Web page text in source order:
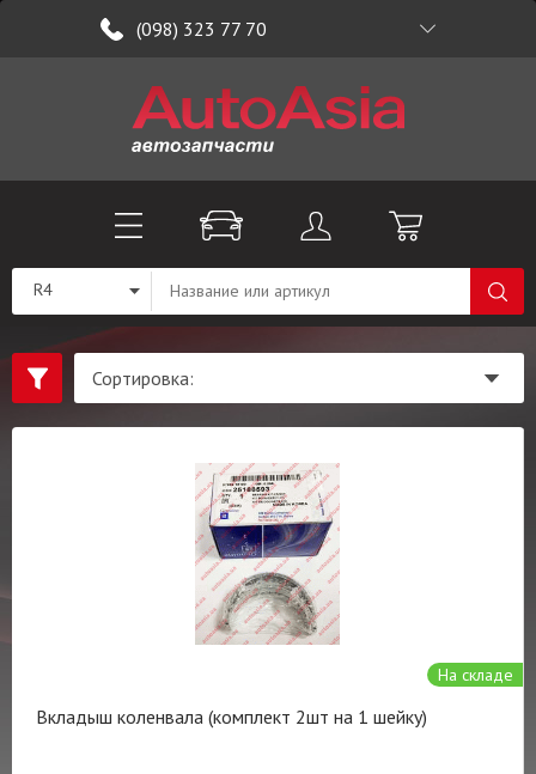
(098) 323 77 70
R4
На складе
Вкладыш коленвала (комплект 2шт на 1 шейку)